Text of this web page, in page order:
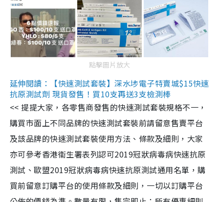
點擊圖片放大
延伸閱讀：【快速測試套裝】深水埗電子特賣城$15快速
抗原測試劑 現貨發售！買10支再送3支檢測棒
<< 提提大家，各零售商發售的快速測試套裝規格不一，
購買市面上不同品牌的快速測試套裝前請留意售賣平台
及該品牌的快速測試套裝使用方法、條款及細則，大家
亦可參考香港衞生署表列認可2019冠狀病毒病快速抗原
測試、歐盟2019冠狀病毒病快速抗原測試通用名單，購
買前留意訂購平台的使用條款及細則，一切以訂購平台